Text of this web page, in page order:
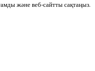
және веб-сайтты сақтаңыз.